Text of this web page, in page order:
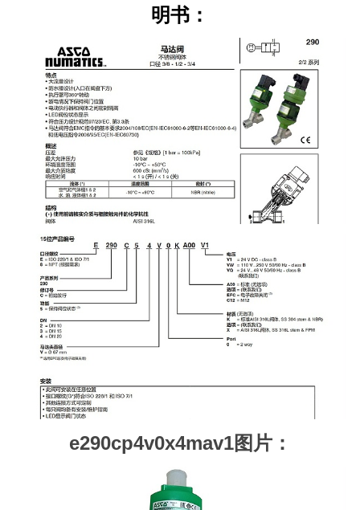
明书：
e290cp4v0x4mav1图片：